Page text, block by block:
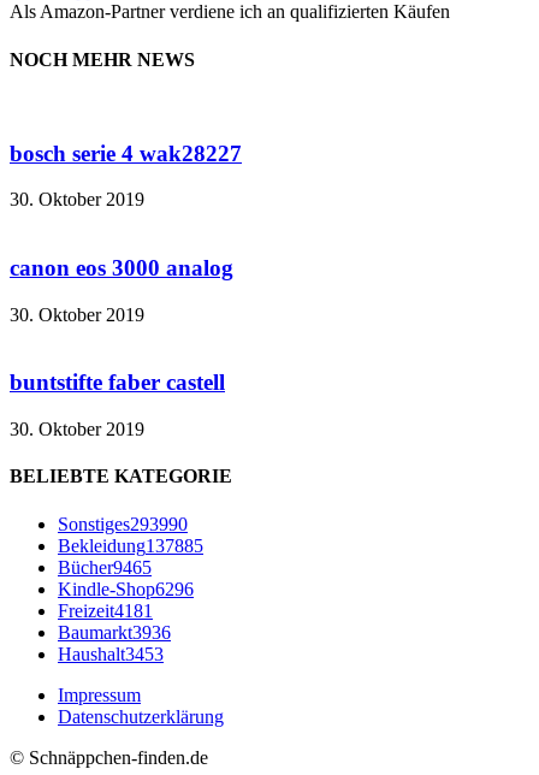
Als Amazon-Partner verdiene ich an qualifizierten Käufen
NOCH MEHR NEWS
bosch serie 4 wak28227
30. Oktober 2019
canon eos 3000 analog
30. Oktober 2019
buntstifte faber castell
30. Oktober 2019
BELIEBTE KATEGORIE
Sonstiges293990
Bekleidung137885
Bücher9465
Kindle-Shop6296
Freizeit4181
Baumarkt3936
Haushalt3453
Impressum
Datenschutzerklärung
© Schnäppchen-finden.de